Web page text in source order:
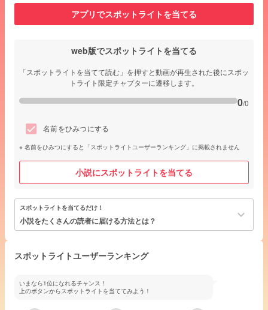
アプリでスポットライトを当てる
web版でスポットライトを当てる
「スポットライトを当てて読む」を押すと動画が再生された後にスポッ
トライト限定チャプターに遷移します。
0/0
名前をひみつにする
名前をひみつにすると「スポットライトユーザーランキング」に掲載されません
小説にスポットライトを当てる
スポットライトを当てるだけ！
小説をたくさんの読者に届ける方法とは？ keyboard_arrow_down
スポットライトユーザーランキング
いまなら1位になれるチャンス！
上のボタンからスポットライトを当ててみよう！